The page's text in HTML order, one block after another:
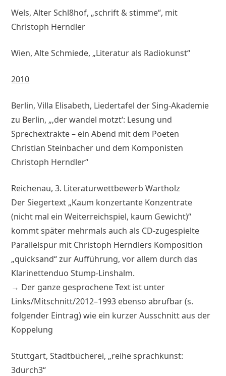
Wels, Alter Schl8hof, „schrift & stimme“, mit
Christoph Herndler
Wien, Alte Schmiede, „Literatur als Radiokunst“
2010
Berlin, Villa Elisabeth, Liedertafel der Sing-Akademie
zu Berlin, „‚der wandel motzt‘: Lesung und
Sprechextrakte – ein Abend mit dem Poeten
Christian Steinbacher und dem Komponisten
Christoph Herndler“
Reichenau, 3. Literaturwettbewerb Wartholz
Der Siegertext „Kaum konzertante Konzentrate
(nicht mal ein Weiterreichspiel, kaum Gewicht)“
kommt später mehrmals auch als CD-zugespielte
Parallelspur mit Christoph Herndlers Komposition
„quicksand“ zur Aufführung, vor allem durch das
Klarinettenduo Stump-Linshalm.
→ Der ganze gesprochene Text ist unter
Links/Mitschnitt/2012–1993 ebenso abrufbar (s.
folgender Eintrag) wie ein kurzer Ausschnitt aus der
Koppelung
Stuttgart, Stadtbücherei, „reihe sprachkunst:
3durch3“